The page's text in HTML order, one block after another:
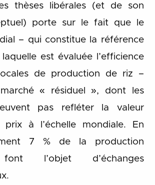
thèses libérales (et de son
porte sur le fait que le
– qui constitue la référence
est évaluée l’efficience
de production de riz –
marché « résiduel », dont les
pas refléter la valeur
prix à l’échelle mondiale. En
7 % de la production
l’objet d’échanges